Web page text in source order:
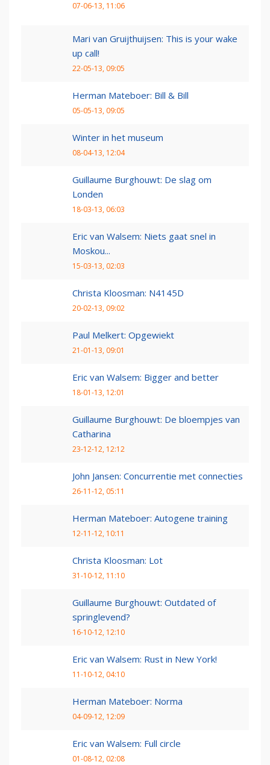
07-06-13, 11:06
Mari van Gruijthuijsen: This is your wake
up call!
22-05-13, 09:05
Herman Mateboer: Bill & Bill
05-05-13, 09:05
Winter in het museum
08-04-13, 12:04
Guillaume Burghouwt: De slag om
Londen
18-03-13, 06:03
Eric van Walsem: Niets gaat snel in
Moskou...
15-03-13, 02:03
Christa Kloosman: N4145D
20-02-13, 09:02
Paul Melkert: Opgewiekt
21-01-13, 09:01
Eric van Walsem: Bigger and better
18-01-13, 12:01
Guillaume Burghouwt: De bloempjes van
Catharina
23-12-12, 12:12
John Jansen: Concurrentie met connecties
26-11-12, 05:11
Herman Mateboer: Autogene training
12-11-12, 10:11
Christa Kloosman: Lot
31-10-12, 11:10
Guillaume Burghouwt: Outdated of
springlevend?
16-10-12, 12:10
Eric van Walsem: Rust in New York!
11-10-12, 04:10
Herman Mateboer: Norma
04-09-12, 12:09
Eric van Walsem: Full circle
01-08-12, 02:08